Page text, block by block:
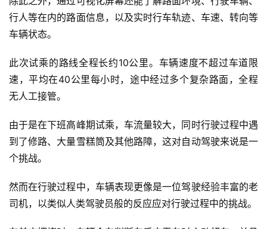
行人等在内的路面信息，以及实时行车轨迹、车速、转向等
车辆状态。
此次试乘的路线全程长约10公里。车辆速度不超过车道限
速，平均在40公里每小时，途中经过多个复杂路面，全程
无人工接管。
由于是在下班高峰期试乘，车流量较大，同时行驶过程中遇
到了修路、大量雪糕筒及其他路障，这对自动驾驶来说是一
个挑战。
然而在行驶过程中，车辆表现更像是一位驾驶经验丰富的老
司机，以类似人类驾驶员般的反应应对行驶过程中的挑战。